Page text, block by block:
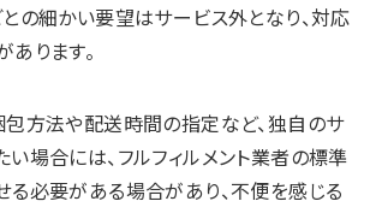
の細かい要望はサービス外となり、対応
ります。
包方法や配送時間の指定など、独自のサ
場合には、フルフィルメント業者の標準
る必要がある場合があり、不便を感じる